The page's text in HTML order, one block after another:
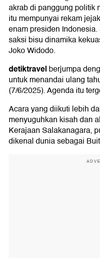
akrab di panggung politik
itu mempunyai rekam
enam presiden
saksi bisu dinamika
Joko Widodo.
detiktravelberjumpa
untuk menandai ulang
(7/6/2025). Agenda itu
Acara yang diikuti lebih
menyuguhkan kisah dan
Kerajaan Salakanagara,
dikenal dunia sebagai